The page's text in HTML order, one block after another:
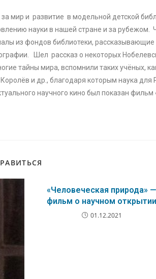
мир и развитие в модельной детской
науки в нашей стране и за рубежом.
из фондов библиотеки, рассказывающие
Шел рассказ о некоторых
тайны мира, вспомнили таких учёных,
и др., благодаря которым наука
научного кино был показан
«Человеческая природа» —
фильм о научном открытии
01.12.2021